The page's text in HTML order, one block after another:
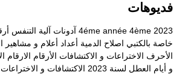
فديوهات
2023
4ème
4éme année آدونات آلية التنفس
خاصة بالكتبي اصلاح الدمية أعداد أعلام و مشاهير
الأحرف الاختراعات و الاكتشافات الأرقام الارقام
و أيام العطل لسنة 2023
الاكتشافات و